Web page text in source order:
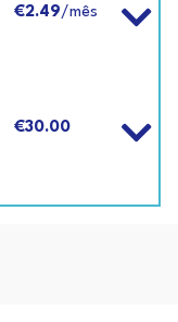
€2.49/mês
€30.00